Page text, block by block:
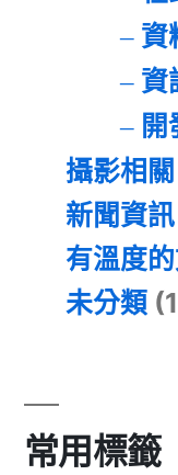
資
資
攝影相關
新聞資訊
有溫度
未分類
常用標籤